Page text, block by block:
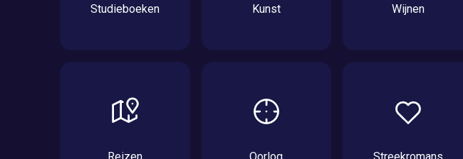
Studieboeken Kunst Wijnen